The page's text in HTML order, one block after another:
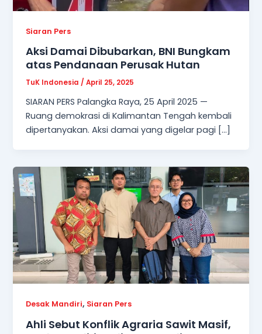
Siaran Pers
Aksi Damai Dibubarkan, BNI Bungkam
atas Pendanaan Perusak Hutan
TuK Indonesia/April 25, 2025
SIARAN PERS Palangka Raya, 25 April 2025 —
Ruang demokrasi di Kalimantan Tengah kembali
dipertanyakan. Aksi damai yang digelar pagi […]
Desak Mandiri, Siaran Pers
Ahli Sebut Konflik Agraria Sawit Masif,